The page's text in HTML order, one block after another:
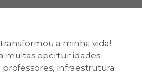
Biblioteca
acadêmico
transformou a minha vida!
muitas oportunidades
professores, infraestrutura